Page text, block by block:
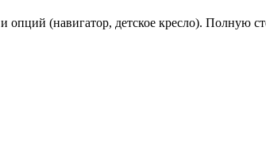
опций (навигатор, детское кресло).